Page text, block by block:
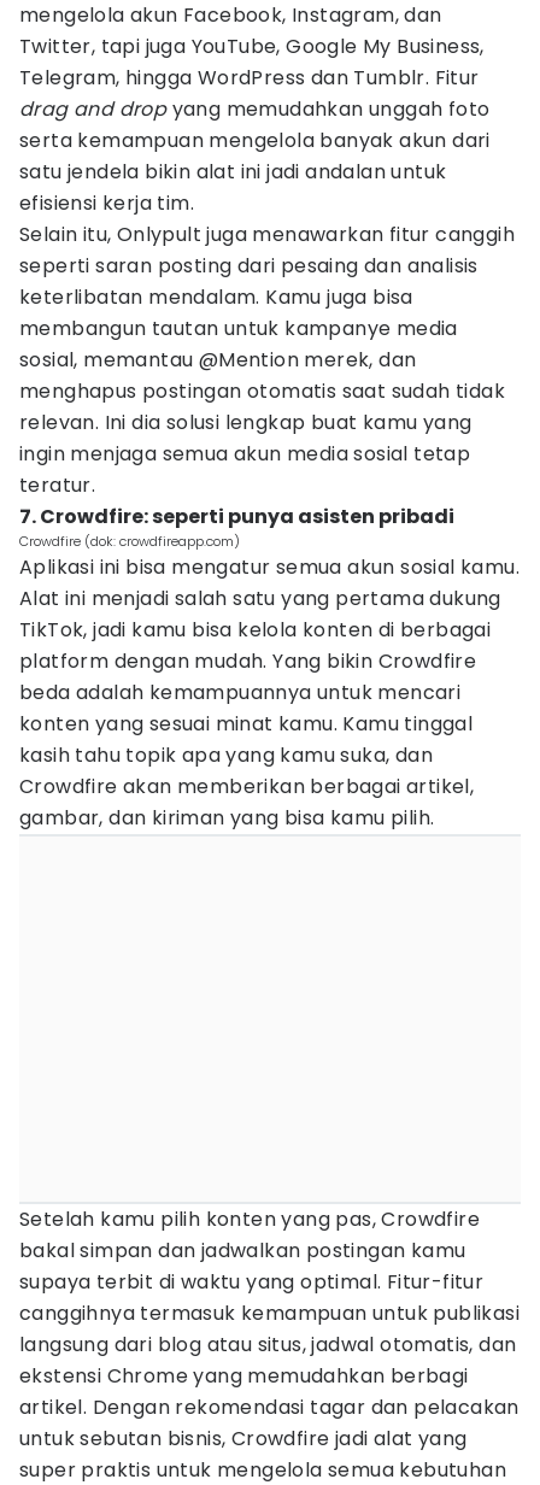
mengelola akun Facebook, Instagram, dan
Twitter, tapi juga YouTube, Google My Business,
Telegram, hingga WordPress dan Tumblr. Fitur
drag and dropyang memudahkan unggah foto
serta kemampuan mengelola banyak akun dari
satu jendela bikin alat ini jadi andalan untuk
efisiensi kerja tim.
Selain itu, Onlypult juga menawarkan fitur canggih
seperti saran posting dari pesaing dan analisis
keterlibatan mendalam. Kamu juga bisa
membangun tautan untuk kampanye media
sosial, memantau @Mention merek, dan
menghapus postingan otomatis saat sudah tidak
relevan. Ini dia solusi lengkap buat kamu yang
ingin menjaga semua akun media sosial tetap
teratur.
7. Crowdfire: seperti punya asisten pribadi
Crowdfire (dok: crowdfireapp.com)
Aplikasi ini bisa mengatur semua akun sosial kamu.
Alat ini menjadi salah satu yang pertama dukung
TikTok, jadi kamu bisa kelola konten di berbagai
platform dengan mudah. Yang bikin Crowdfire
beda adalah kemampuannya untuk mencari
konten yang sesuai minat kamu. Kamu tinggal
kasih tahu topik apa yang kamu suka, dan
Crowdfire akan memberikan berbagai artikel,
gambar, dan kiriman yang bisa kamu pilih.
Setelah kamu pilih konten yang pas, Crowdfire
bakal simpan dan jadwalkan postingan kamu
supaya terbit di waktu yang optimal. Fitur-fitur
canggihnya termasuk kemampuan untuk publikasi
langsung dari blog atau situs, jadwal otomatis, dan
ekstensi Chrome yang memudahkan berbagi
artikel. Dengan rekomendasi tagar dan pelacakan
untuk sebutan bisnis, Crowdfire jadi alat yang
super praktis untuk mengelola semua kebutuhan